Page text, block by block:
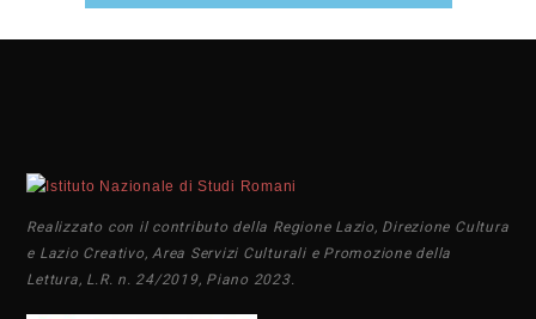
Realizzato con il contributo della Regione Lazio, Direzione Cultura
e Lazio Creativo, Area Servizi Culturali e Promozione della
Lettura, L.R. n. 24/2019, Piano 2023.